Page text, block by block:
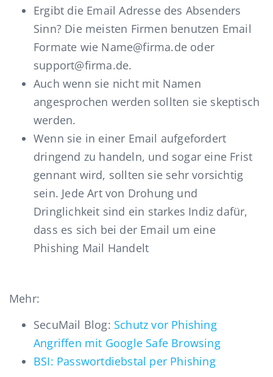
Ergibt die Email Adresse des Absenders
Sinn? Die meisten Firmen benutzen Email
Formate wie Name@firma.de oder
support@firma.de.
Auch wenn sie nicht mit Namen
angesprochen werden sollten sie skeptisch
werden.
Wenn sie in einer Email aufgefordert
dringend zu handeln, und sogar eine Frist
gennant wird, sollten sie sehr vorsichtig
sein. Jede Art von Drohung und
Dringlichkeit sind ein starkes Indiz dafür,
dass es sich bei der Email um eine
Phishing Mail Handelt
Mehr:
SecuMail Blog: Schutz vor Phishing
Angriffen mit Google Safe Browsing
BSI: Passwortdiebstal per Phishing